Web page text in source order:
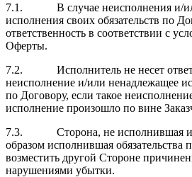
7.1. В случае неисполнения и/
исполнения своих обязательств по
ответственность в соответствии с
Оферты.
7.2. Исполнитель не несет
неисполнение и/или ненадлежащее
по Договору, если такое
исполнение произошло по вине
7.3. Сторона, не исполнившая
образом исполнившая обязательства
возместить другой Стороне
нарушениями убытки.